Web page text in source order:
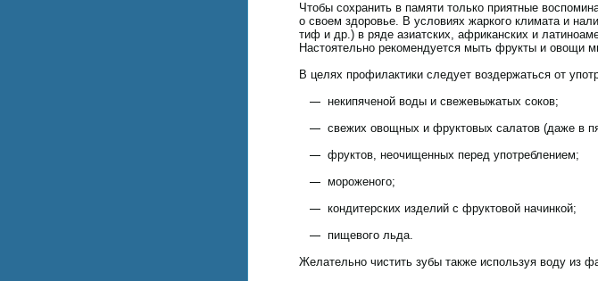
Чтобы сохранить в памяти только приятные
о своем здоровье. В условиях жаркого климата и
тиф и др.) в ряде азиатских, африканских и
Настоятельно рекомендуется мыть фрукты и овощи
В целях профилактики следует воздержаться от
некипяченой воды и свежевыжатых соков;
свежих овощных и фруктовых салатов (даже в
фруктов, неочищенных перед употреблением;
мороженого;
кондитерских изделий с фруктовой начинкой;
пищевого льда.
Желательно чистить зубы также используя воду из